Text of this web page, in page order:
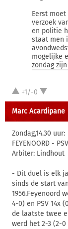
Eerst
verzoek
en politie
staat men
mogelijke
zondag
+1/-0
Marc Acardipane
Zondag,14.30 uur:
FEYENOORD -
Arbiter: Lindhout
- Dit duel is elk
sinds de start
1956.Feyenoord
4-0) en PSV 14x
de laatste twee
werd het 2-3 (2-